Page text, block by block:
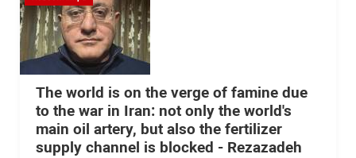
The world is on the verge of famine due
to the war in Iran: not only the world's
main oil artery, but also the fertilizer
supply channel is blocked - Rezazadeh